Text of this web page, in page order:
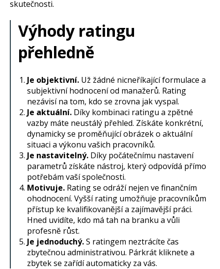
skutečnosti.
Výhody ratingu
přehledně
Je objektivní. Už žádné nicneříkající formulace a
subjektivní hodnocení od manažerů. Rating
nezávisí na tom, kdo se zrovna jak vyspal.
Je aktuální. Díky kombinaci ratingu a zpětné
vazby máte neustálý přehled. Získáte konkrétní,
dynamicky se proměňující obrázek o aktuální
situaci a výkonu vašich pracovníků.
Je nastavitelný. Díky počátečnímu nastavení
parametrů získáte nástroj, který odpovídá přímo
potřebám vaší společnosti.
Motivuje. Rating se odráží nejen ve finančním
ohodnocení. Vyšší rating umožňuje pracovníkům
přístup ke kvalifikovanější a zajímavější práci.
Hned uvidíte, kdo má tah na branku a vůli
profesně růst.
Je jednoduchý. S ratingem neztrácíte čas
zbytečnou administrativou. Párkrát kliknete a
zbytek se zařídí automaticky za vás.